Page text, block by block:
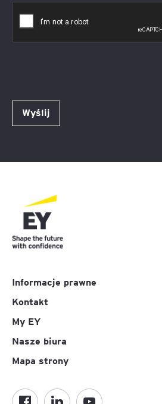
Wyślij
Informacje prawne
Kontakt
My EY
Nasze biura
Mapa strony